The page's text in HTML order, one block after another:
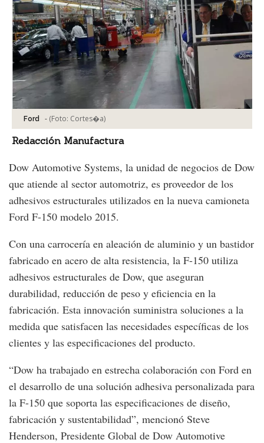
Ford - (Foto: Cortes�a)
Redacción Manufactura
Dow Automotive Systems, la unidad de negocios de Dow
que atiende al sector automotriz, es proveedor de los
adhesivos estructurales utilizados en la nueva camioneta
Ford F-150 modelo 2015.
Con una carrocería en aleación de aluminio y un bastidor
fabricado en acero de alta resistencia, la F-150 utiliza
adhesivos estructurales de Dow, que aseguran
durabilidad, reducción de peso y eficiencia en la
fabricación. Esta innovación suministra soluciones a la
medida que satisfacen las necesidades específicas de los
clientes y las especificaciones del producto.
“Dow ha trabajado en estrecha colaboración con Ford en
el desarrollo de una solución adhesiva personalizada para
la F-150 que soporta las especificaciones de diseño,
fabricación y sustentabilidad”, mencionó Steve
Henderson, Presidente Global de Dow Automotive